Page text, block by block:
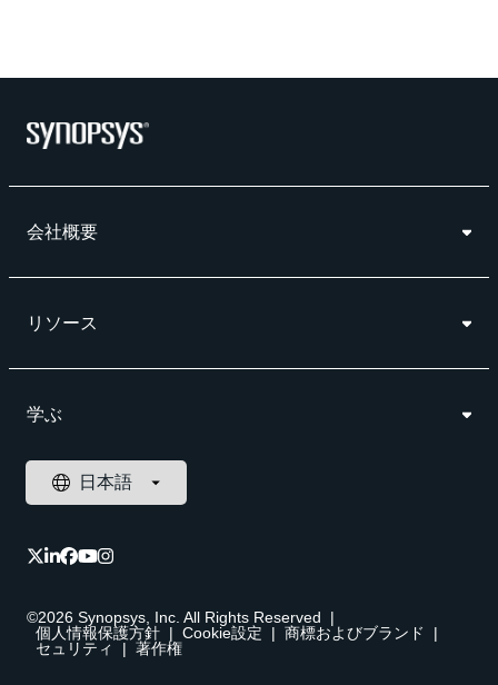
会社概要
リソース
学ぶ
©2026 Synopsys, Inc. All Rights Reserved
|
個人情報保護方針 | Cookie設定 | 商標およびブランド
|
セュリティ
| 著作権